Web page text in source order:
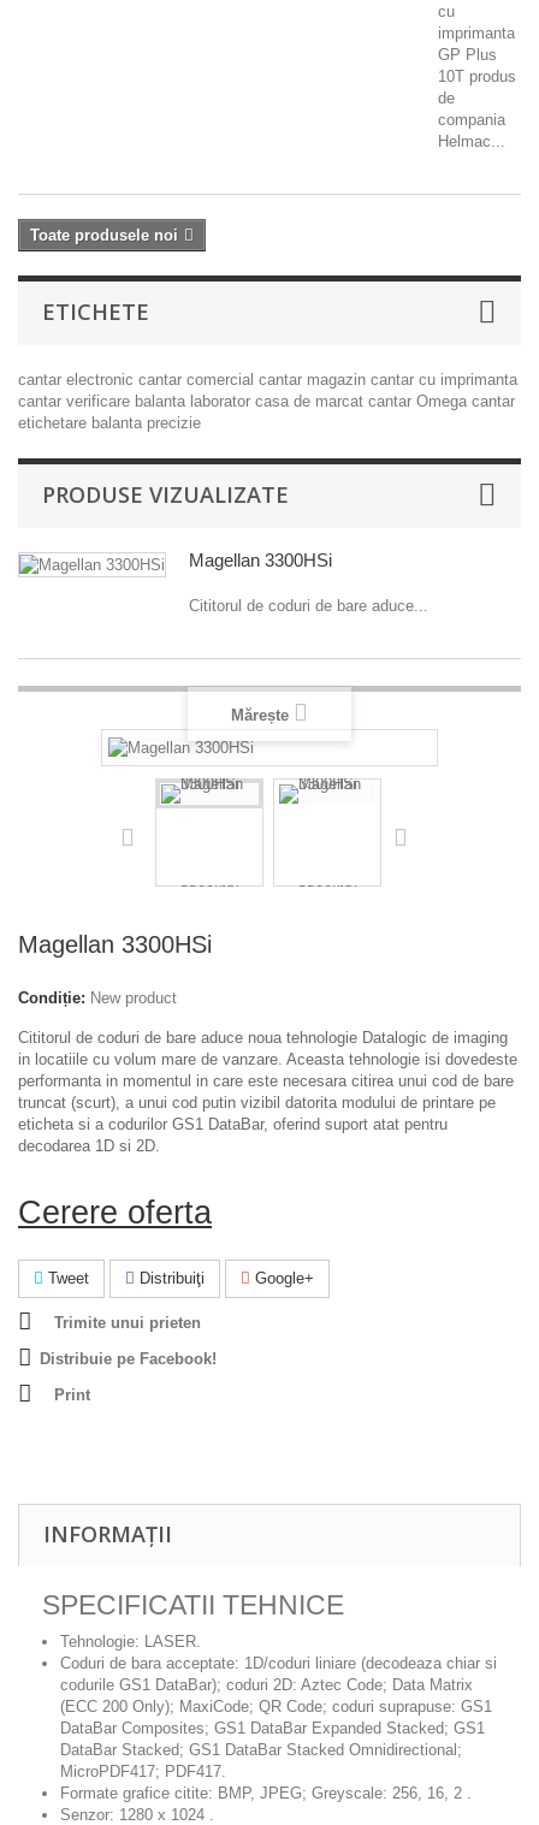
cu
imprimanta
GP Plus
10T produs
de
compania
Helmac...
Toate produsele noi
ETICHETE
cantar electronic cantar comercial cantar magazin cantar cu imprimanta
cantar verificare balanta laborator casa de marcat cantar Omega cantar
etichetare balanta precizie
PRODUSE VIZUALIZATE
Magellan 3300HSi
Cititorul de coduri de bare aduce...
Mărește
Magellan 3300HSi
Condiție: New product
Cititorul de coduri de bare aduce noua tehnologie Datalogic de imaging
in locatiile cu volum mare de vanzare. Aceasta tehnologie isi dovedeste
performanta in momentul in care este necesara citirea unui cod de bare
truncat (scurt), a unui cod putin vizibil datorita modului de printare pe
eticheta si a codurilor GS1 DataBar, oferind suport atat pentru
decodarea 1D si 2D.
Cerere oferta
Tweet Distribuiţi Google+
Trimite unui prieten
Distribuie pe Facebook!
Print
INFORMAȚII
SPECIFICATII TEHNICE
Tehnologie: LASER.
Coduri de bara acceptate: 1D/coduri liniare (decodeaza chiar si
codurile GS1 DataBar); coduri 2D: Aztec Code; Data Matrix
(ECC 200 Only); MaxiCode; QR Code; coduri suprapuse: GS1
DataBar Composites; GS1 DataBar Expanded Stacked; GS1
DataBar Stacked; GS1 DataBar Stacked Omnidirectional;
MicroPDF417; PDF417.
Formate grafice citite: BMP, JPEG; Greyscale: 256, 16, 2 .
Senzor: 1280 x 1024 .